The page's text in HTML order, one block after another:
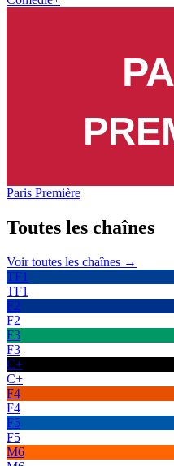
Paris Première
Toutes les chaînes
Voir toutes les chaînes →
TF1
TF1
F2
F2
F3
F3
C+
C+
F4
F4
F5
F5
M6